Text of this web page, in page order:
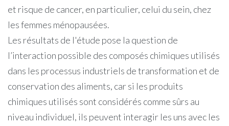
et risque de cancer, en particulier, celui du sein, chez
les femmes ménopausées.
Les résultats de l'étude pose la question de
l’interaction possible des composés chimiques utilisés
dans les processus industriels de transformation et de
conservation des aliments, car si les produits
chimiques utilisés sont considérés comme sûrs au
niveau individuel, ils peuvent interagir les uns avec les